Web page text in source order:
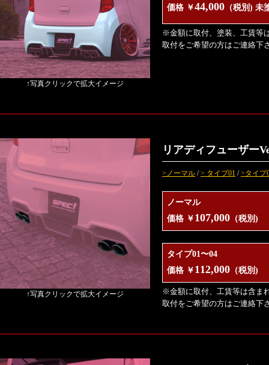
↑写真クリックで拡大イメージ
価格 ￥44,000 （税別) 未
※金額に取付、塗装、工賃等
取付をご希望の方はご連絡下
↑写真クリックで拡大イメージ
リアディフューザー
>ノーマル /> タイプ01 />タイプ
ノーマル
価格 ￥ 107,000 （税別)
タイプ01〜04
価格 ￥ 112,000 （税別)
※金額に取付、工賃等は含ま
取付をご希望の方はご連絡下